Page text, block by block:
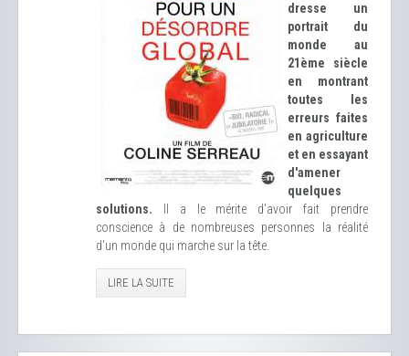
dresse un
portrait du
monde au
21ème siècle
en montrant
toutes les
erreurs faites
en agriculture
et en essayant
d'amener
quelques
solutions.
Il a le mérite d'avoir fait prendre
conscience à de nombreuses personnes la réalité
d'un monde qui marche sur la tête.
LIRE LA SUITE